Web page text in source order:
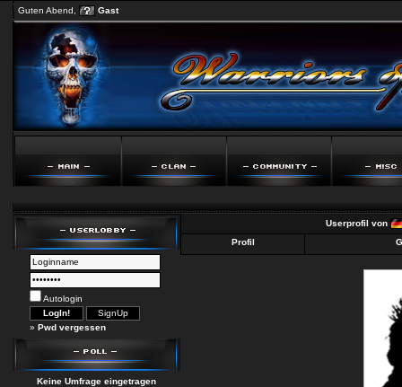
Guten Abend, Gast
Autologin
» Pwd vergessen
Keine Umfrage eingetragen
Userprofil von
Profil